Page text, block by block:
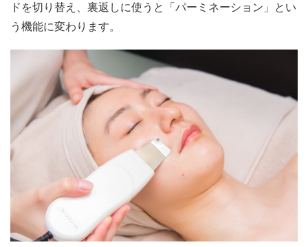
ドを切り替え、裏返しに使うと「パーミネーション」とい
う機能に変わります。